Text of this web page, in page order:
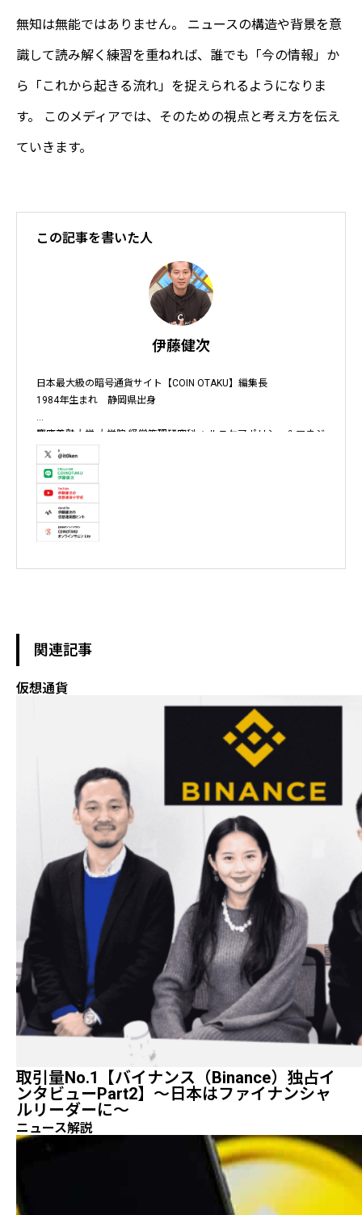
無知は無能ではありません。 ニュースの構造や背景を意
識して読み解く練習を重ねれば、誰でも「今の情報」か
ら「これから起きる流れ」を捉えられるようになりま
す。 このメディアでは、そのための視点と考え方を伝え
ていきます。
この記事を書いた人
伊藤健次
日本最大級の暗号通貨サイト【COIN OTAKU】編集長
1984年生まれ　静岡県出身
慶應義塾大学 大学院 経営管理研究科 ヘルスケアポリシー＆マネジ
メント集中コース終了
株式会社ソクラテス 代表取締役 / 国内企業暗号資産事業顧問 / 暗
号資産取引所アドバイザー / 暗号資産投資アナリスト / Fintechコ
ンサルタント / 暗号資産非公式アーティスト /YouTuber
テレビ東京WBS出演　テレビ東京モーニングサテライト出演
他各メディア取材、出演
関連記事
仮想通貨
取引量No.1【バイナンス（Binance）独占イ
ンタビューPart2】～日本はファイナンシャ
ルリーダーに～
ニュース解説